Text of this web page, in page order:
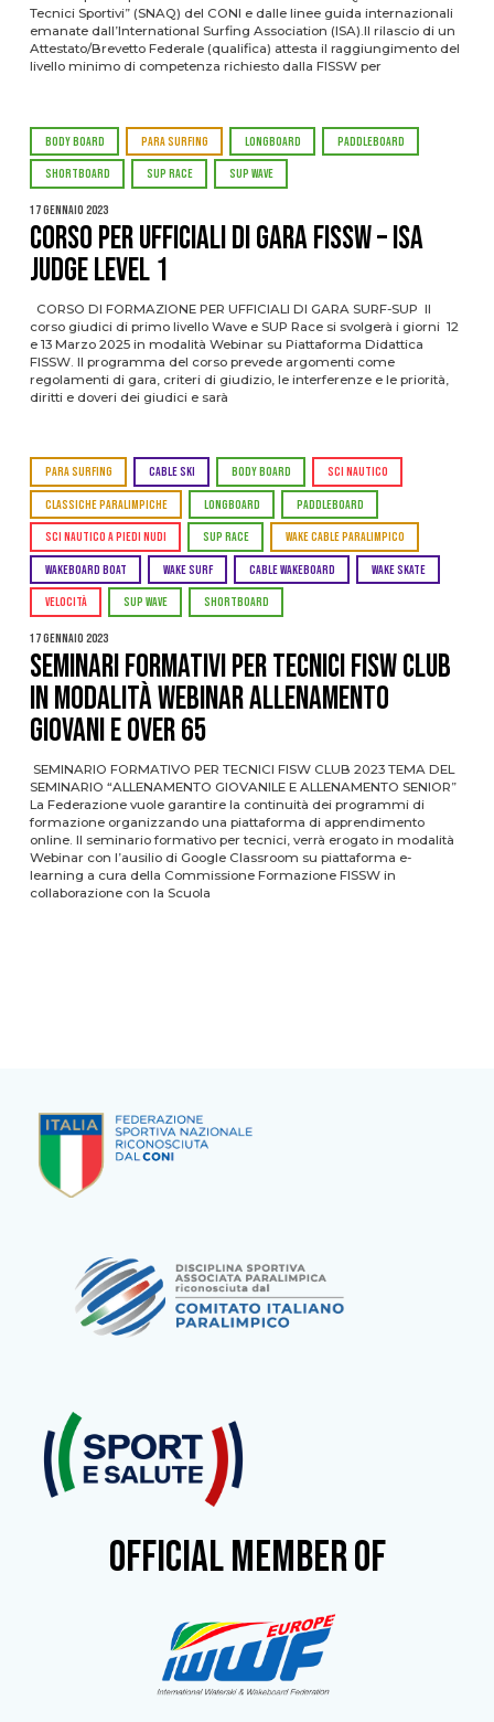
Tecnici Sportivi” (SNAQ) del CONI e dalle linee guida internazionali
emanate dall’International Surfing Association (ISA).Il rilascio di un
Attestato/Brevetto Federale (qualifica) attesta il raggiungimento del
livello minimo di competenza richiesto dalla FISSW per
BODY BOARD PARA SURFING LONGBOARD PADDLEBOARD
SHORTBOARD SUP RACE SUP WAVE
17 Gennaio 2023
Corso per Ufficiali di Gara FISSW – ISA
Judge Level 1
CORSO DI FORMAZIONE PER UFFICIALI DI GARA SURF-SUP Il
corso giudici di primo livello Wave e SUP Race si svolgerà i giorni 12
e 13 Marzo 2025 in modalità Webinar su Piattaforma Didattica
FISSW. Il programma del corso prevede argomenti come
regolamenti di gara, criteri di giudizio, le interferenze e le priorità,
diritti e doveri dei giudici e sarà
PARA SURFING CABLE SKI BODY BOARD SCI NAUTICO
CLASSICHE PARALIMPICHE LONGBOARD PADDLEBOARD
SCI NAUTICO A PIEDI NUDI SUP RACE WAKE CABLE PARALIMPICO
WAKEBOARD BOAT WAKE SURF CABLE WAKEBOARD WAKE SKATE
VELOCITÀ SUP WAVE SHORTBOARD
17 Gennaio 2023
Seminari Formativi per Tecnici FISW Club
in modalità webinar Allenamento
Giovani e Over 65
SEMINARIO FORMATIVO PER TECNICI FISW CLUB 2023 TEMA DEL
SEMINARIO “ALLENAMENTO GIOVANILE E ALLENAMENTO SENIOR”
La Federazione vuole garantire la continuità dei programmi di
formazione organizzando una piattaforma di apprendimento
online. Il seminario formativo per tecnici, verrà erogato in modalità
Webinar con l’ausilio di Google Classroom su piattaforma e-
learning a cura della Commissione Formazione FISSW in
collaborazione con la Scuola
OFFICIAL MEMBER OF